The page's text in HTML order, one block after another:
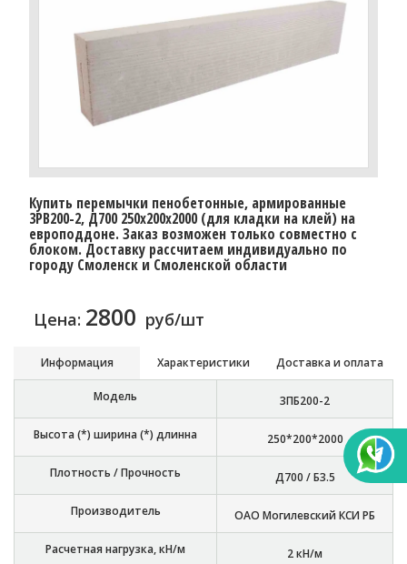
Купить перемычки пенобетонные, армированные
3PB200-2, Д700 250х200х2000 (для кладки на клей) на
европоддоне. Заказ возможен только совместно с
блоком. Доставку рассчитаем индивидуально по
городу Смоленск и Смоленской области
Цена: 2800 руб/шт
Информация Характеристики Доставка и оплата
Модель 3ПБ200-2
Высота (*) ширина (*) длинна 250*200*2000
Плотность / Прочность Д700 / Б3.5
Производитель ОАО Могилевский КСИ РБ
Расчетная нагрузка, кН/м 2 кН/м